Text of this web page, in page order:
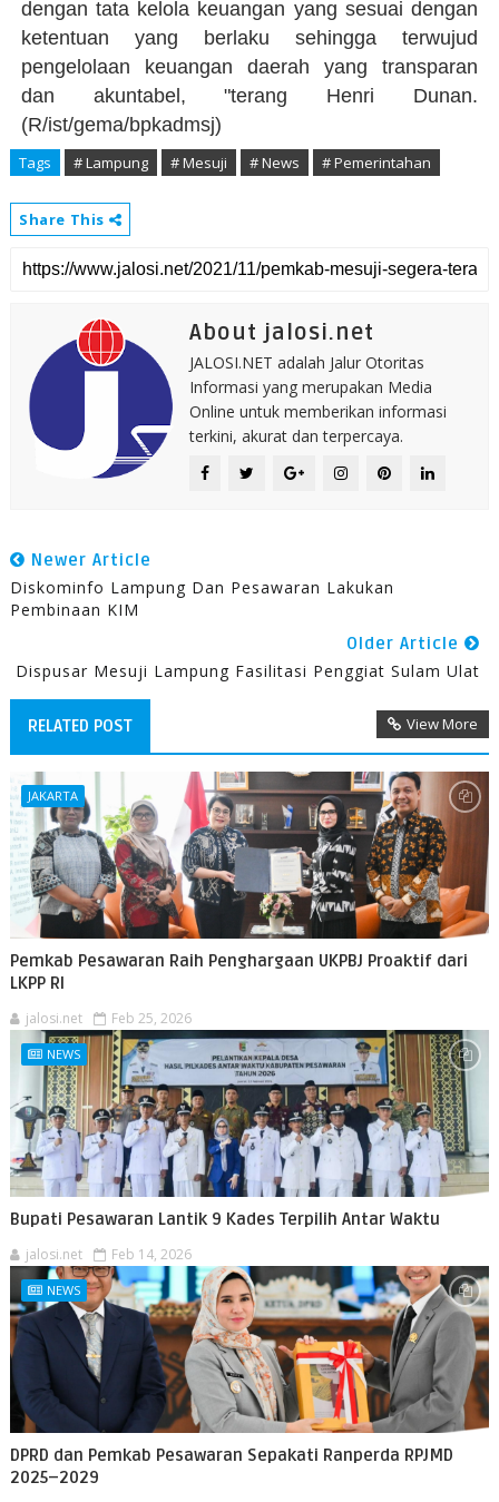
dengan tata kelola keuangan yang sesuai dengan
ketentuan yang berlaku sehingga terwujud
pengelolaan keuangan daerah yang transparan
dan akuntabel, "terang Henri Dunan.
(R/ist/gema/bpkadmsj)
Tags # Lampung # Mesuji # News # Pemerintahan
Share This
About jalosi.net
JALOSI.NET adalah Jalur Otoritas
Informasi yang merupakan Media
Online untuk memberikan informasi
terkini, akurat dan terpercaya.
Newer Article
Diskominfo Lampung Dan Pesawaran Lakukan
Pembinaan KIM
Older Article
Dispusar Mesuji Lampung Fasilitasi Penggiat Sulam Ulat
RELATED POST View More
JAKARTA
Pemkab Pesawaran Raih Penghargaan UKPBJ Proaktif dari
LKPP RI
jalosi.net Feb 25, 2026
NEWS
Bupati Pesawaran Lantik 9 Kades Terpilih Antar Waktu
jalosi.net Feb 14, 2026
NEWS
DPRD dan Pemkab Pesawaran Sepakati Ranperda RPJMD
2025–2029